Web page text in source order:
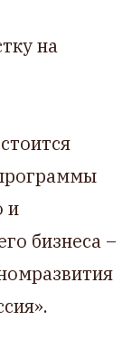
на
и
бизнеса –